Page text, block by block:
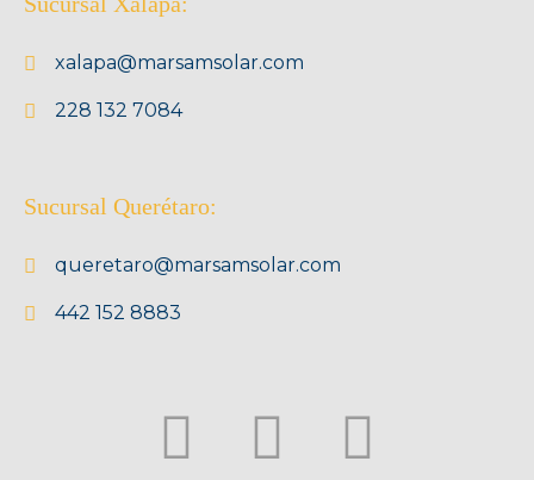
xalapa@marsamsolar.com
228 132 7084
Sucursal Querétaro:
queretaro@marsamsolar.com
442 152 8883